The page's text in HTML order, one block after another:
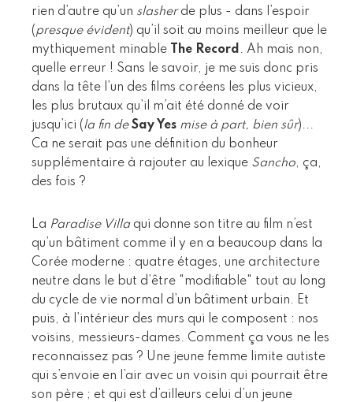
rien d’autre qu’un slasherde plus - dans l’espoir
(presque évident) qu’il soit au moins meilleur que le
mythiquement minable
The Record . Ah mais non,
quelle erreur ! Sans le savoir, je me suis donc pris
dans la tête l’un des films coréens les plus vicieux,
les plus brutaux qu’il m’ait été donné de voir
jusqu’ici (la fin de Say Yes mise à part, bien sûr)...
Ca ne serait pas une définition du bonheur
supplémentaire à rajouter au lexique Sancho, ça,
des fois ?
La Paradise Villaqui donne son titre au film n’est
qu’un bâtiment comme il y en a beaucoup dans la
Corée moderne : quatre étages, une architecture
neutre dans le but d’être "modifiable" tout au long
du cycle de vie normal d’un bâtiment urbain. Et
puis, à l’intérieur des murs qui le composent : nos
voisins, messieurs-dames. Comment ça vous ne les
reconnaissez pas ? Une jeune femme limite autiste
qui s’envoie en l’air avec un voisin qui pourrait être
son père ; et qui est d’ailleurs celui d’un jeune